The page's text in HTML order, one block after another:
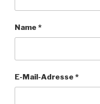
Name *
E-Mail-Adresse *